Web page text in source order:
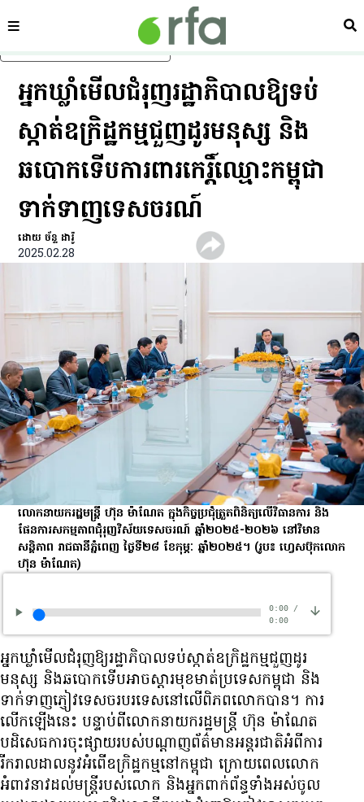
រំលងទៅមាតិកាចម្បង
ផ្នែក ស្វ
អ្នកឃ្លាំមើល​ជំរុញ​រដ្ឋាភិបាល​ឱ្យ​ទប់
ស្កាត់​ឧក្រិដ្ឋកម្ម​ជួញដូរ​មនុស្ស និង​
ឆបោក​ទើប​ការពារ​កេរ្តិ៍​ឈ្មោះ​កម្ពុជា
ទាក់ទាញ​ទេសចរណ៍
ដោយ ច័ន្ទ ដារ៉ូ
2025.02.28
​លោក​នាយក​រដ្ឋមន្ត្រី ហ៊ុន ម៉ាណែត ក្នុង​កិច្ចប្រជុំត្រួតពិនិត្យលើវិធានការ និង
ផែនការសកម្មភាពជុំរុញវិស័យទេសចរណ៍ ឆ្នាំ២០២៥-២០២៦ នៅវិមាន
សន្តិភាព រាជធានី​ភ្នំពេញ ថ្ងៃទី២៨ ខែកុម្ភៈ ឆ្នាំ២០២៥។ (រូប៖ ហ្វេសប៊ុកលោក
ហ៊ុន ម៉ាណែត)
0:00/
0:00
អ្នកឃ្លាំមើល​ជំរុញ​ឱ្យ​រដ្ឋាភិបាល​ទប់ស្កាត់​ឧក្រិដ្ឋកម្ម​ជួញដូរ​
មនុស្ស និង​ឆបោក​ទើប​អាច​ស្ដារ​មុខមាត់​ប្រទេស​កម្ពុជា និង​
ទាក់ទាញ​ភ្ញៀវ​ទេសចរ​បរទេស​នៅ​លើ​ពិភពលោក​បាន។ ការ​
លើក​ឡើង​នេះ បន្ទាប់ពី​លោក​នាយក​រដ្ឋមន្ត្រី ហ៊ុន ម៉ាណែត
បដិសេធ​ការ​ចុះ​ផ្សាយ​របស់​បណ្ដាញ​ព័ត៌មាន​អន្តរជាតិ​អំពី​ការ​
រីក​រាលដាល​នូវ​អំពើ​ឧក្រិដ្ឋកម្ម​នៅ​កម្ពុជា ក្រោយពេល​លោក​
អំពាវនាវ​ដល់​មន្ត្រី​របស់​លោក និង​អ្នក​ពាក់ព័ន្ធ​ទាំងអស់​ចូល